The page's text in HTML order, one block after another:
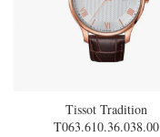
Tissot Tradition
T063.610.36.038.00